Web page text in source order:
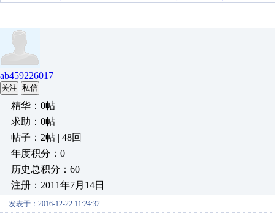
ab459226017
关注 私信
精华：0帖
求助：0帖
帖子：2帖 | 48回
年度积分：0
历史总积分：60
注册：2011年7月14日
发表于：2016-12-22 11:24:32